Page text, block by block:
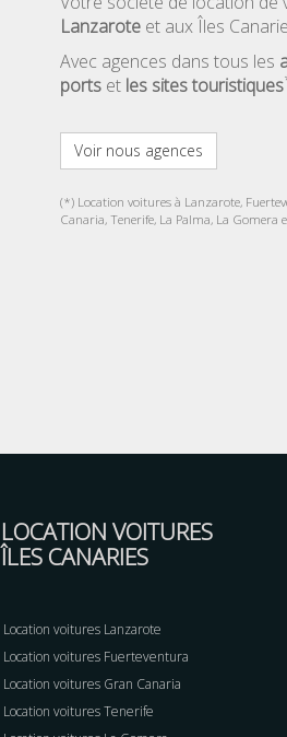
Lanzarote et aux Îles
Avec agences dans tous les
ports et les sites touristiques
Voir nous agences
(*) Location voitures à Lanzarote,
Canaria, Tenerife, La Palma, La Gomera
LOCATION VOITURES
ÎLES CANARIES
Location voitures Lanzarote
Location voitures Fuerteventura
Location voitures Gran Canaria
Location voitures Tenerife